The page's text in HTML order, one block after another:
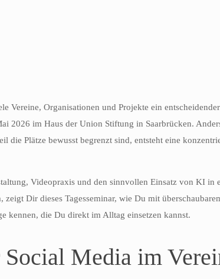
Vereine, Organisationen und Projekte ein
2026 im Haus der Union Stiftung in Saarbrücken.
die Plätze bewusst begrenzt sind, entsteht eine
Videopraxis und den sinnvollen Einsatz von KI
zeigt Dir dieses Tagesseminar, wie Du mit
kennen, die Du direkt im Alltag einsetzen kannst.
Media im